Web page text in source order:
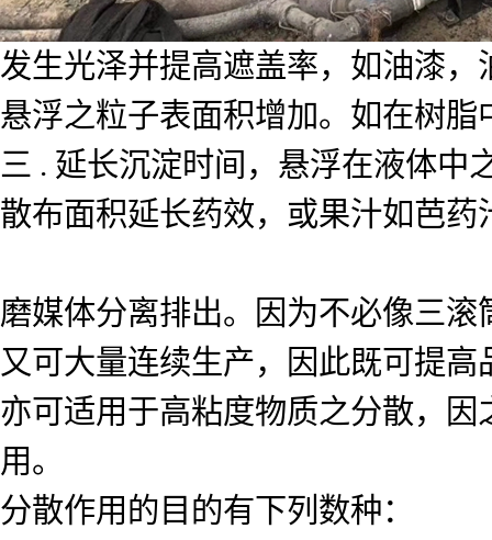
发生光泽并提高遮盖率，如油漆
悬浮之粒子表面积增加。如在树
三 . 延长沉淀时间，悬浮在液体中
散布面积延长药效，或果汁如芭药
磨媒体分离排出。因为不必像三
又可大量连续生产，因此既可提高
亦可适用于高粘度物质之分散，
用。
分散作用的目的有下列数种：